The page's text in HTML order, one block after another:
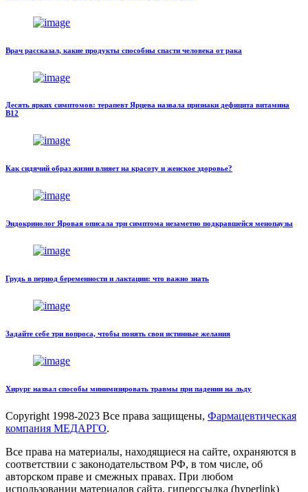
Врач рассказал, какие продукты способны спасти человека от рака
Десять ярких симптомов: терапевт Ярцева назвала признаки дефицита витамина
В12
Как сидячий образ жизни влияет на красоту и женское здоровье?
Эндокринолог Яровая описала три симптома незаметно подкравшейся менопаузы
Грудь в период беременности и лактации: что важно знать
Задайте себе три вопроса, чтобы понять свои истинные желания
Хирург назвал способы минимизировать травмы при падении на льду
Copyright 1998-2023 Все права защищены, Фармацевтическая
компания МЕДАРГО.
Все права на материалы, находящиеся на сайте, охраняются в
соответствии с законодательством РФ, в том числе, об
авторском праве и смежных правах. При любом
использовании материалов сайта, гиперссылка (hyperlink)